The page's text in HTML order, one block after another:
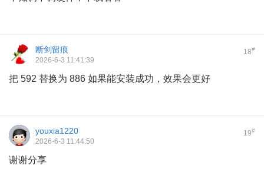
18#
断剑留痕
2026-6-3 11:41:39
把 592 替换为 886 如果能安装成功，效果会更好
19#
youxia1220
2026-6-3 11:44:50
谢谢分享